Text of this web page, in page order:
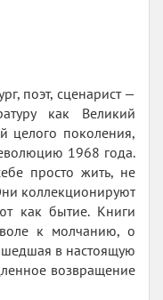
поэт, сценарист —
как Великий
целого поколения,
1968 года.
просто жить, не
коллекционируют
как бытие. Книги
к молчанию, о
в настоящую
возвращение